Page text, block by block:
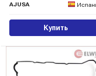
AJUSA
Купить